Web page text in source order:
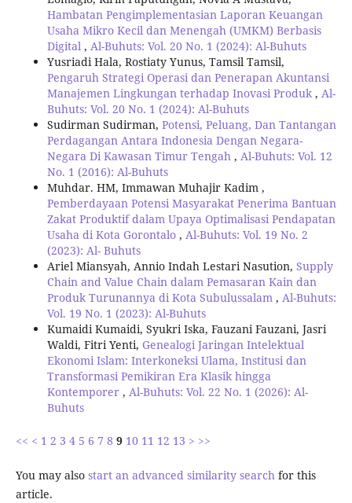
Hambatan Pengimplementasian Laporan Keuangan
Usaha Mikro Kecil dan Menengah (UMKM) Berbasis
Digital , Al-Buhuts: Vol. 20 No. 1 (2024): Al-Buhuts
Yusriadi Hala, Rostiaty Yunus, Tamsil Tamsil,
Pengaruh Strategi Operasi dan Penerapan Akuntansi
Manajemen Lingkungan terhadap Inovasi Produk , Al-
Buhuts: Vol. 20 No. 1 (2024): Al-Buhuts
Sudirman Sudirman, Potensi, Peluang, Dan Tantangan
Perdagangan Antara Indonesia Dengan Negara-
Negara Di Kawasan Timur Tengah , Al-Buhuts: Vol. 12
No. 1 (2016): Al-Buhuts
Muhdar. HM, Immawan Muhajir Kadim ,
Pemberdayaan Potensi Masyarakat Penerima Bantuan
Zakat Produktif dalam Upaya Optimalisasi Pendapatan
Usaha di Kota Gorontalo , Al-Buhuts: Vol. 19 No. 2
(2023): Al- Buhuts
Ariel Miansyah, Annio Indah Lestari Nasution, Supply
Chain and Value Chain dalam Pemasaran Kain dan
Produk Turunannya di Kota Subulussalam , Al-Buhuts:
Vol. 19 No. 1 (2023): Al-Buhuts
Kumaidi Kumaidi, Syukri Iska, Fauzani Fauzani, Jasri
Waldi, Fitri Yenti, Genealogi Jaringan Intelektual
Ekonomi Islam: Interkoneksi Ulama, Institusi dan
Transformasi Pemikiran Era Klasik hingga
Kontemporer , Al-Buhuts: Vol. 22 No. 1 (2026): Al-
Buhuts
<< < 1 2 3 4 5 6 7 8 9 10 11 12 13 > >>
You may also start an advanced similarity searchfor this
article.